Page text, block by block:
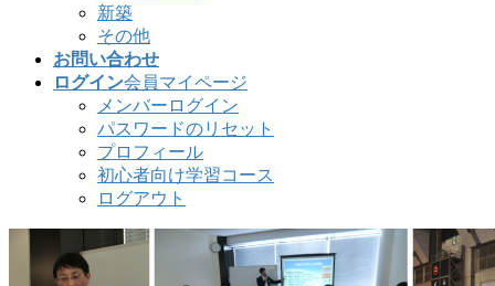
新築
その他
お問い合わせ
ログイン会員マイページ
メンバーログイン
パスワードのリセット
プロフィール
初心者向け学習コース
ログアウト